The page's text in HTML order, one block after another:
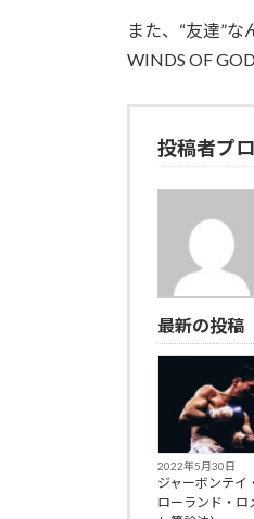
また、“友達”
WINDS OF
投稿者プ
最新の投稿
2022年5月30日
ジャーボンテイ
ローランド・